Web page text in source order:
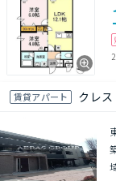
賃貸アパート クレ